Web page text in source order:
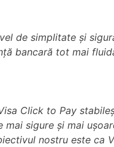
de simplitate și
bancară tot mai
Click to Pay
sigure și mai
nostru este ca